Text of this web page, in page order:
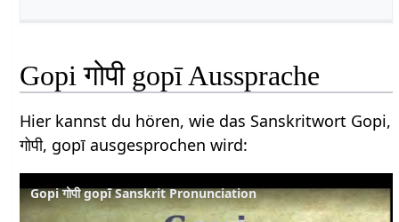
Gopi गोपी gopī Aussprache
Hier kannst du hören, wie das Sanskritwort Gopi,
गोपी, gopī ausgesprochen wird:
Gopi गोपी gopī Sanskrit Pronunciation